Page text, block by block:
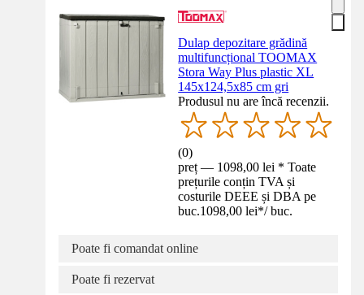
Dulap depozitare grădină
multifuncțional TOOMAX
Stora Way Plus plastic XL
145x124,5x85 cm gri
Produsul nu are încă recenzii.
(0)
preț — 1098,00 lei * Toate
prețurile conțin TVA și
costurile DEEE și DBA pe
buc.1098,00 lei*/ buc.
Poate fi comandat online
Poate fi rezervat